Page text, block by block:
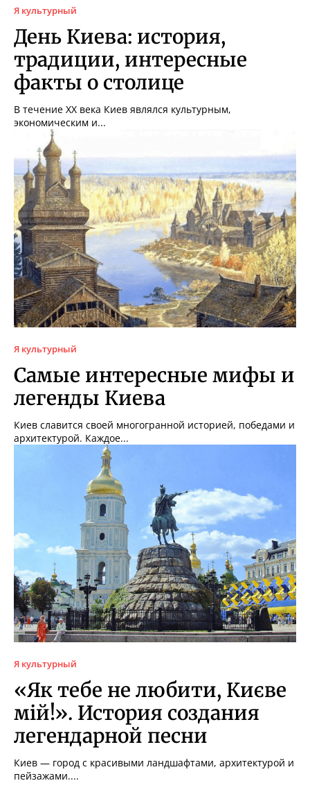
Я культурный
День Киева: история,
традиции, интересные
факты о столице
В течение XX века Киев являлся культурным,
экономическим и...
Я культурный
Самые интересные мифы и
легенды Киева
Киев славится своей многогранной историей, победами и
архитектурой. Каждое...
Я культурный
«Як тебе не любити, Києве
мій!». История создания
легендарной песни
Киев — город с красивыми ландшафтами, архитектурой и
пейзажами....